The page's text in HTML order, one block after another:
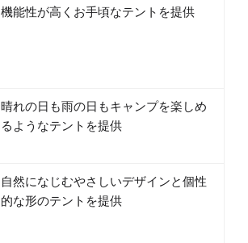
機能性が高くお手頃なテントを提供
晴れの日も雨の日もキャンプを楽しめ
るようなテントを提供
自然になじむやさしいデザインと個性
的な形のテントを提供